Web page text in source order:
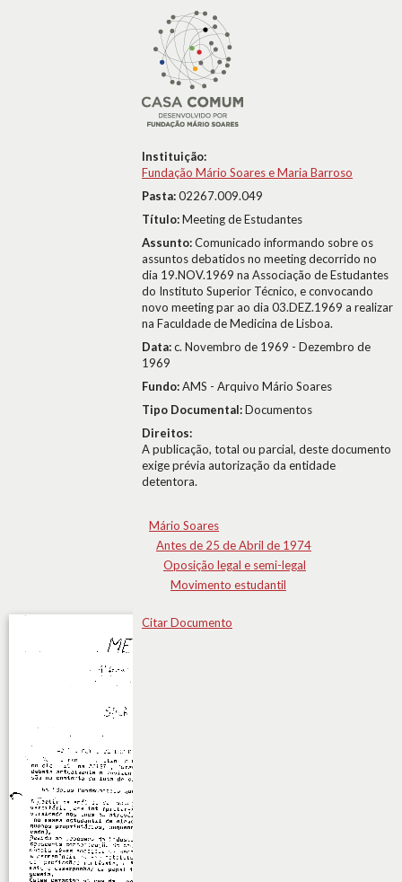
Instituição:
Fundação Mário Soares e Maria Barroso
Pasta:02267.009.049
Título:Meeting de Estudantes
Assunto:Comunicado informando sobre os
assuntos debatidos no meeting decorrido no
dia 19.NOV.1969 na Associação de Estudantes
do Instituto Superior Técnico, e convocando
novo meeting par ao dia 03.DEZ.1969 a realizar
na Faculdade de Medicina de Lisboa.
Data:c. Novembro de 1969 - Dezembro de
1969
Fundo:AMS - Arquivo Mário Soares
Tipo Documental:Documentos
Direitos:
A publicação, total ou parcial, deste documento
exige prévia autorização da entidade
detentora.
Mário Soares
Antes de 25 de Abril de 1974
Oposição legal e semi-legal
Movimento estudantil
Citar Documento